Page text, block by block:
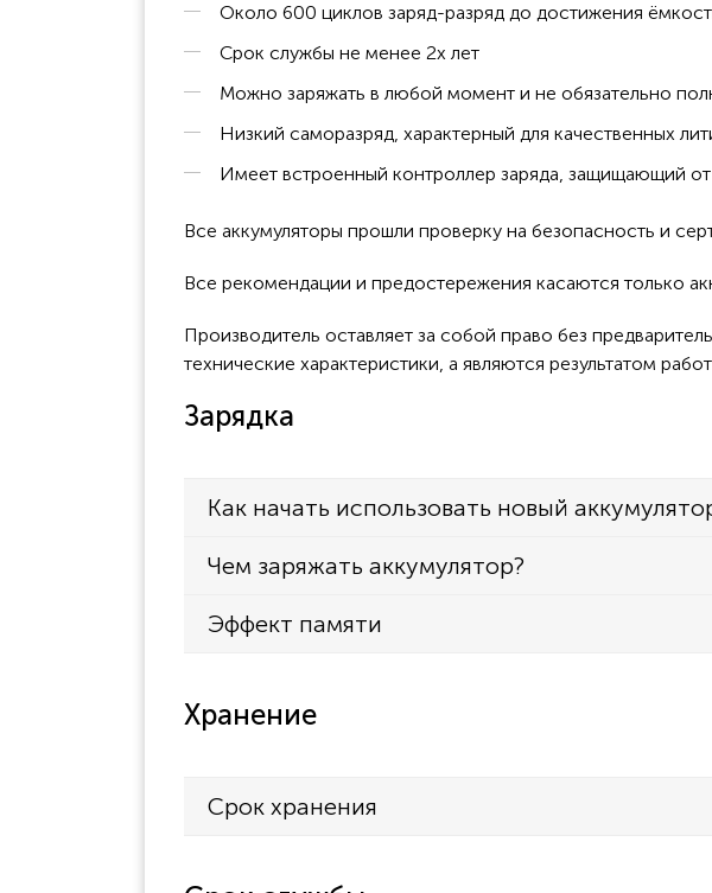
Около 600 циклов заряд-разряд до достижения
Срок службы не менее 2х лет
Можно заряжать в любой момент и не обязательно
Низкий саморазряд, характерный для качественных
Имеет встроенный контроллер заряда, защищающий от
Все аккумуляторы прошли проверку на безопасность и
Все рекомендации и предостережения касаются только
Производитель оставляет за собой право без
технические характеристики, а являются результатом
Зарядка
Как начать использовать новый
Чем заряжать аккумулятор?
Эффект памяти
Хранение
Срок хранения